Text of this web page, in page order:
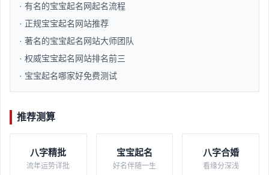
· 有名的宝宝起名网起名流程​
· 正规宝宝起名网站推荐​
· 著名的宝宝起名网站大师团队​
· 权威宝宝起名网站排名前三​
· 宝宝起名哪家好免费测试​
推荐测算
八字精批
流年运势详批
宝宝起名
好名伴随一生
八字合婚
看缘分深浅